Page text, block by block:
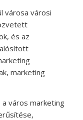
városa városi
és az
marketing
város marketing